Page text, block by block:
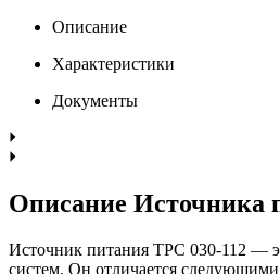
Описание
Характеристики
Документы
Описание Источника
Источник питания TPC 030-112 —
систем. Он отличается